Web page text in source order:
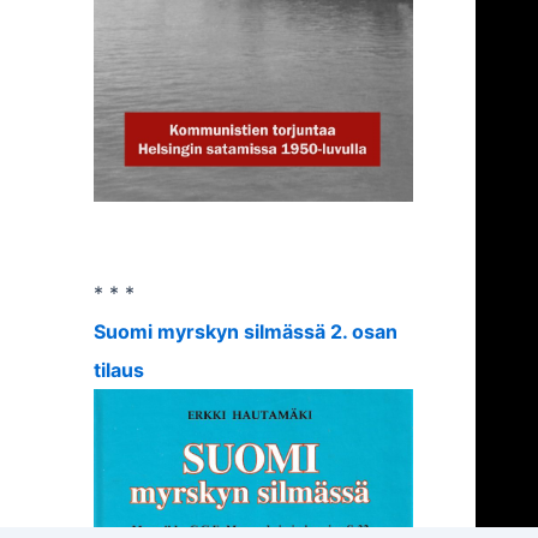
* * *
Suomi myrskyn silmässä 2. osan
tilaus